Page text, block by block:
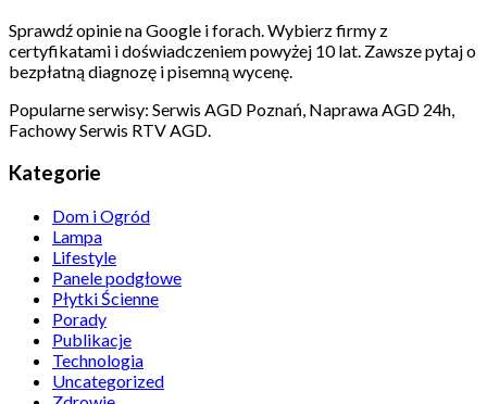
Sprawdź opinie na Google i forach. Wybierz firmy z
certyfikatami i doświadczeniem powyżej 10 lat. Zawsze pytaj o
bezpłatną diagnozę i pisemną wycenę.
Popularne serwisy: Serwis AGD Poznań, Naprawa AGD 24h,
Fachowy Serwis RTV AGD.
Kategorie
Dom i Ogród
Lampa
Lifestyle
Panele podgłowe
Płytki Ścienne
Porady
Publikacje
Technologia
Uncategorized